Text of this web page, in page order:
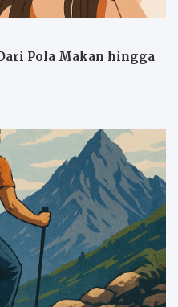
Pola Makan hingga